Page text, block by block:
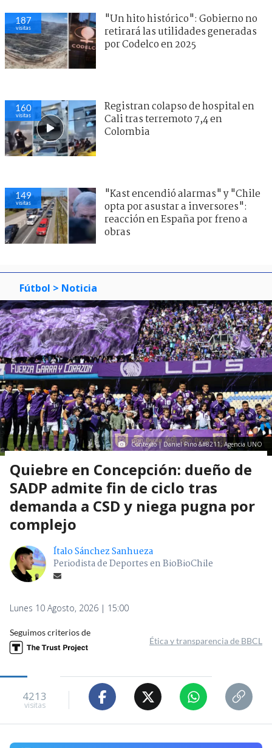
187
visitas
"Un hito histórico": Gobierno no
retirará las utilidades generadas
por Codelco en 2025
160
visitas
Registran colapso de hospital en
Cali tras terremoto 7,4 en
Colombia
149
visitas
"Kast encendió alarmas" y "Chile
opta por asustar a inversores":
reacción en España por freno a
obras
Fútbol > Noticia
Contexto | Daniel Pino &#8211; Agencia UNO
Quiebre en Concepción: dueño de
SADP admite fin de ciclo tras
demanda a CSD y niega pugna por
complejo
Ítalo Sánchez Sanhueza
Periodista de Deportes en BioBioChile
Lunes 10 Agosto, 2026 | 15:00
Seguimos criterios de
Ética y transparencia de BBCL
4213
visitas